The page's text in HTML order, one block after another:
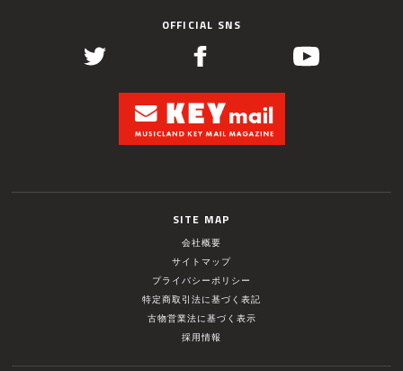
OFFICIAL SNS
SITE MAP
会社概要
サイトマップ
プライバシーポリシー
特定商取引法に基づく表記
古物営業法に基づく表示
採用情報